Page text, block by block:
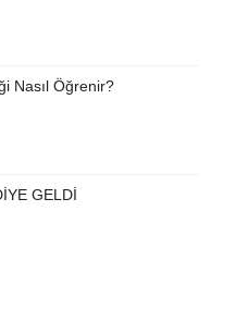
Nasıl Öğrenir?
GELDİ